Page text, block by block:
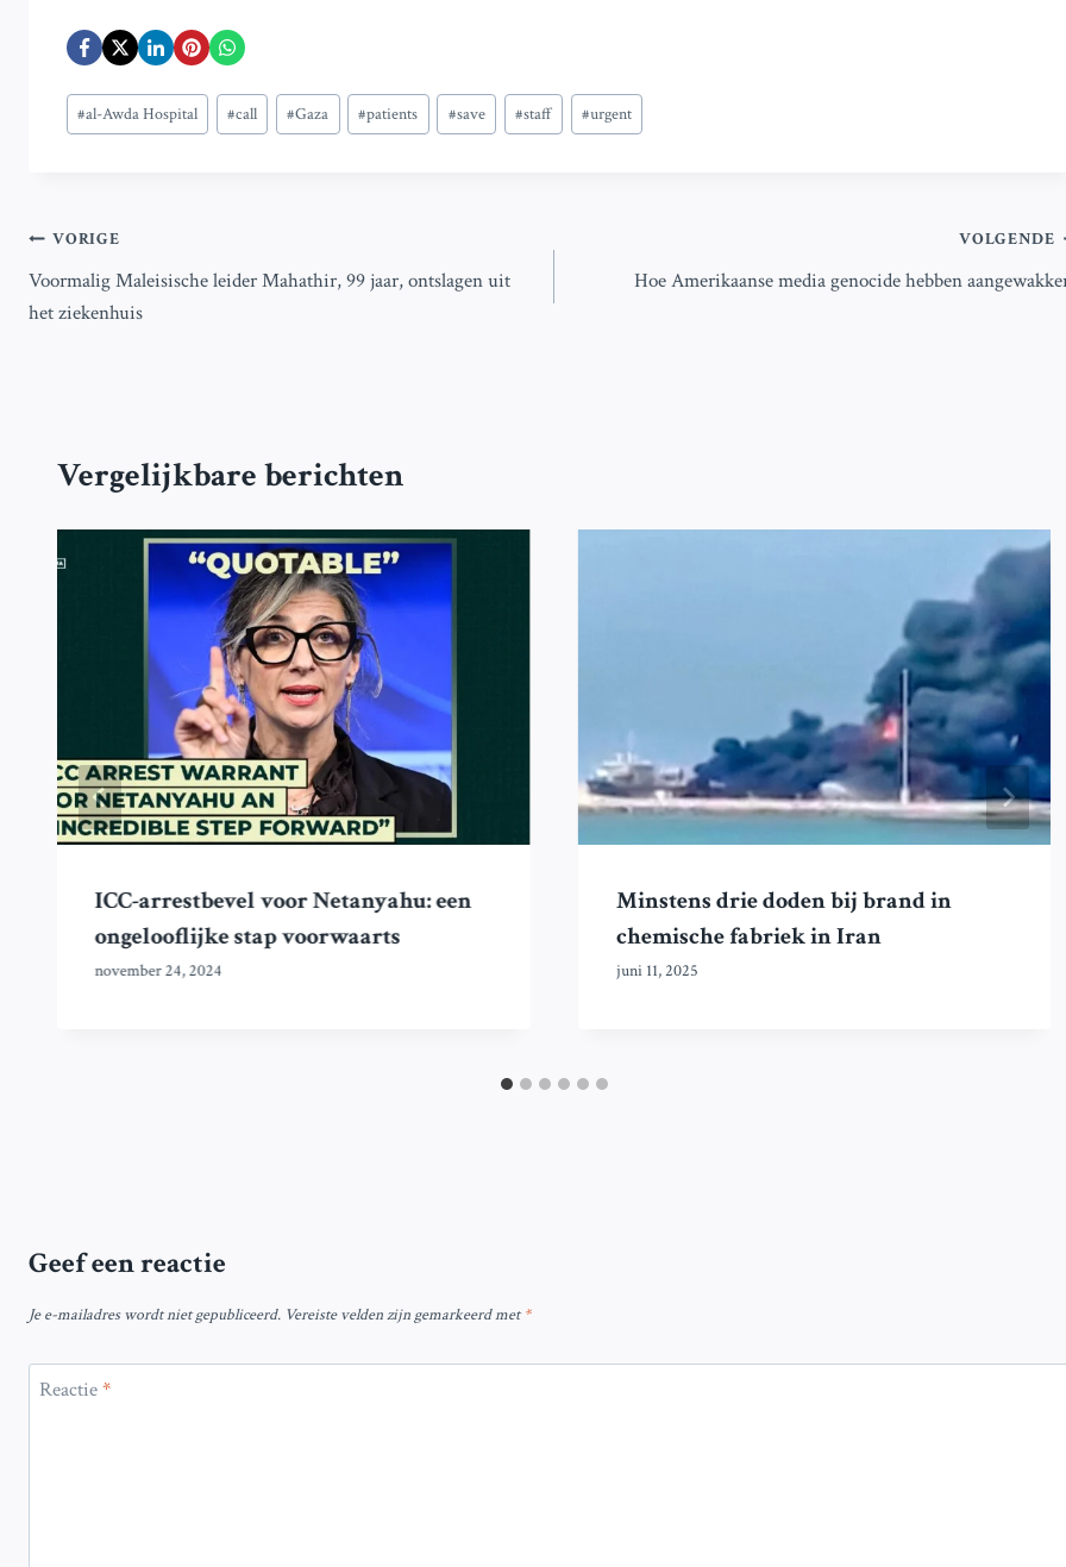
Bericht
tags:
#al-Awda Hospital #call #Gaza #patients #save #staff #urgent
Bericht
navigatie
VORIGE
Voormalig Maleisische leider Mahathir, 99 jaar, ontslagen uit
het ziekenhuis
VOLGENDE
Hoe Amerikaanse media genocide hebben
Vergelijkbare berichten
ICC-arrestbevel voor Netanyahu: een
ongelooflijke stap voorwaarts
november 24, 2024
Minstens drie doden bij brand in
chemische fabriek in Iran
juni 11, 2025
Geef een reactie
Je e-mailadres wordt niet gepubliceerd. Vereiste velden zijn gemarkeerd met*
Reactie*